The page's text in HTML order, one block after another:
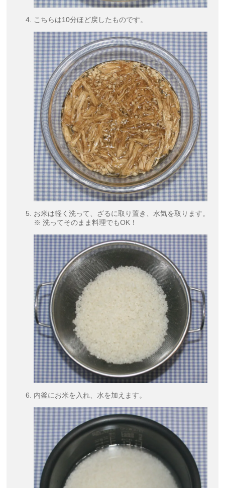
こちらは10分ほど戻したものです。
お米は軽く洗って、ざるに取り置き、水気を取ります。
※ 洗ってそのまま料理でもOK！
内釜にお米を入れ、水を加えます。